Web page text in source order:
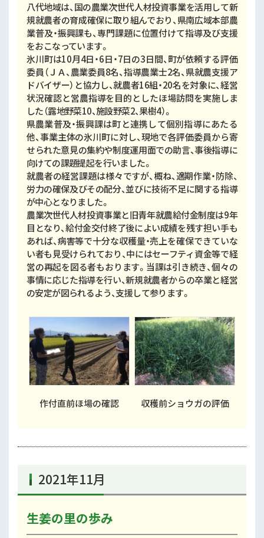
作付直前ほ場の確認 収穫前ショウガの評価
八代地域は、国の農業次世代人材投資事業を活用して新
規就農者の育成確保に取り組んでおり、県南広域本部農
業普及・振興課も、専門課題に位置付けて指導及び支援
をおこなっています。
氷川町は10月4日・6日・7日の3日間、町が依頼する評価
委員（ＪＡ、農業委員8名、指導農業士2名、県就農支援ア
ドバイザー）と協力し、就農者16組・20名を対象に、経営
状況確認と営農指導を目的としたほ場訪問を実施しま
した（露地野菜10、施設野菜2、果樹4）。
県農業普及・振興課は町と連携して個別指導にあたる
他、事業主体の氷川町に対し、現地で各評価委員から寄
せられた意見の集約や制度運用面での助言、事後指導に
向けての課題提起を行いました。
就農者の経営課題は様々ですが、概ね、適期作業・防除、
労力の確保及びその配分、並びに技術不足に関する指導
が中心となりました。
農業次世代人材投資事業と旧青年就農給付金制度は9年
目となり、給付金交付終了後によい成績を残す担い手も
あれば、病害等で十分な収穫量・売上を確保できていな
い者も見受けられており、中にはセーフティ資金等で経
営の再起を図る者もおります。当課は引き続き、個々の
事情に応じた指導を行い、新規就農者からの卒業と経営
の安定が図られるよう、支援して参ります。
2021年11月
生姜の里の歩み